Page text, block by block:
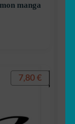
manga
7,80 €